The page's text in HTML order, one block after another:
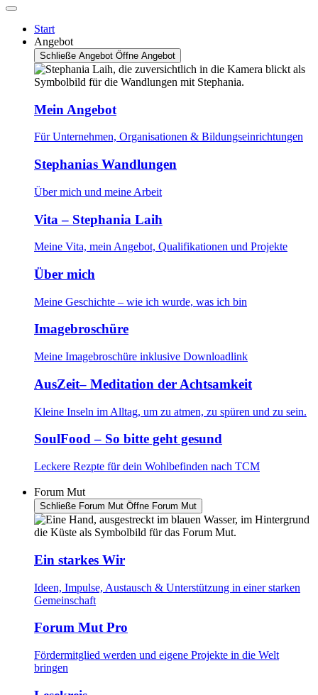
Start
Angebot
Schließe Angebot Öffne Angebot
Mein Angebot
Für Unternehmen, Organisationen & Bildungseinrichtungen
Stephanias Wandlungen
Über mich und meine Arbeit
Vita – Stephania Laih
Meine Vita, mein Angebot, Qualifikationen und Projekte
Über mich
Meine Geschichte – wie ich wurde, was ich bin
Imagebroschüre
Meine Imagebroschüre inklusive Downloadlink
AusZeit– Meditation der Achtsamkeit
Kleine Inseln im Alltag, um zu atmen, zu spüren und zu sein.
SoulFood – So bitte geht gesund
Leckere Rezpte für dein Wohlbefinden nach TCM
Forum Mut
Schließe Forum Mut Öffne Forum Mut
Ein starkes Wir
Ideen, Impulse, Austausch & Unterstützung in einer starken
Gemeinschaft
Forum Mut Pro
Fördermitglied werden und eigene Projekte in die Welt
bringen